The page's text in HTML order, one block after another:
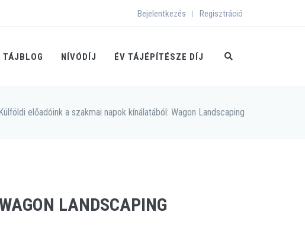
Bejelentkezés | Regisztráció
TÁJBLOG NÍVÓDÍJ ÉV TÁJÉPÍTÉSZE DÍJ
előadóink a szakmai napok kínálatából: Wagon Landscaping
LANDSCAPING